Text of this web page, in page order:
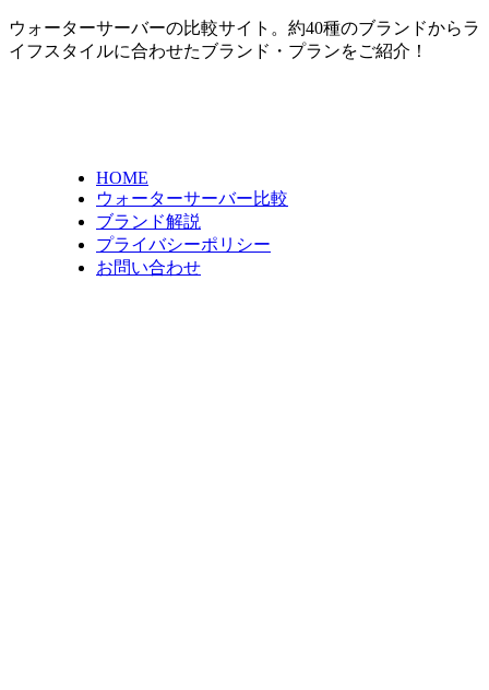
ウォーターサーバーの比較サイト。約40種のブランドからラ
イフスタイルに合わせたブランド・プランをご紹介！
HOME
ウォーターサーバー比較
ブランド解説
プライバシーポリシー
お問い合わせ